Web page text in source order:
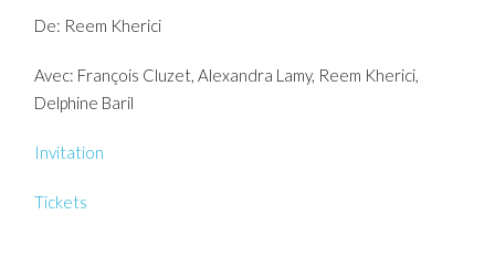
De: Reem Kherici
Avec: François Cluzet, Alexandra Lamy, Reem Kherici,
Delphine Baril
Invitation
Tickets